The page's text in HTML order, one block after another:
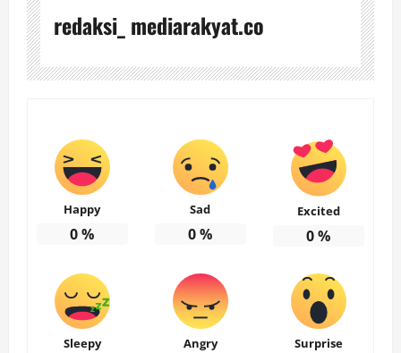
redaksi_ mediarakyat.co
Happy
0%
Sad
0%
Excited
0%
Sleepy Angry Surprise